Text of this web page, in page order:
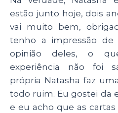
estão junto hoje, dois
vai muito bem,
tenho a impressão
opinião deles, o
experiência não foi
própria Natasha faz
todo ruim. Eu gostei da
e eu acho que as